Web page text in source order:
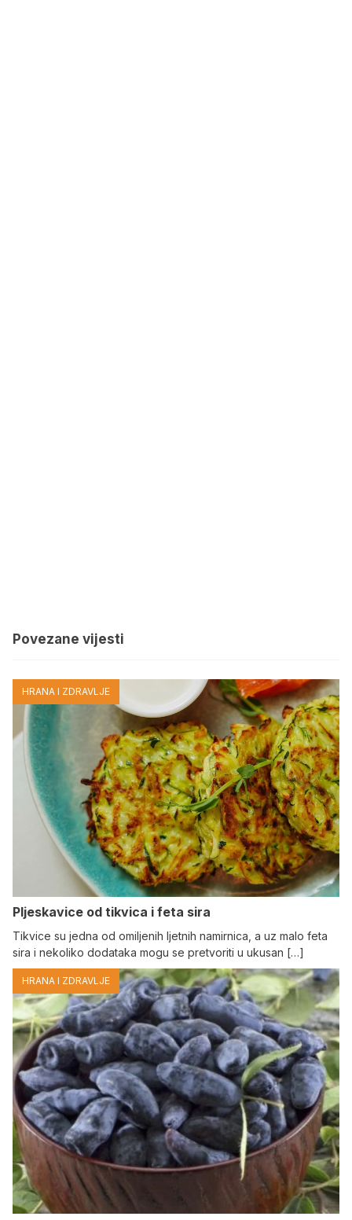
Povezane vijesti
HRANA I ZDRAVLJE
Pljeskavice od tikvica i feta sira
Tikvice su jedna od omiljenih ljetnih namirnica, a uz malo feta
sira i nekoliko dodataka mogu se pretvoriti u ukusan […]
HRANA I ZDRAVLJE